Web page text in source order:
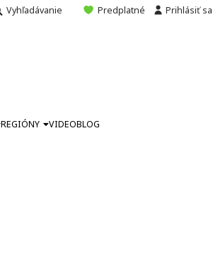
Vyhľadávanie Predplatné Prihlásiť sa
REGIÓNY VIDEOBLOG